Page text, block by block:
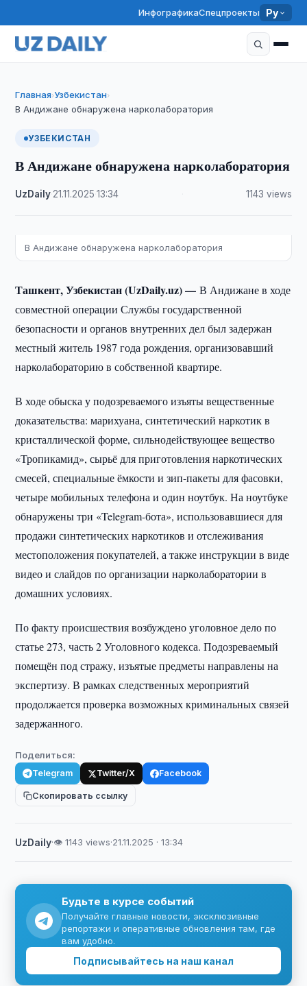
ИнфографикаСпецпроекты Ру
Главная›Узбекистан›
В Андижане обнаружена нарколаборатория
УЗБЕКИСТАН
В Андижане обнаружена нарколаборатория
UzDaily 21.11.2025 ·13:34 1143 views
В Андижане обнаружена нарколаборатория
Ташкент, Узбекистан (UzDaily.uz) —В Андижане в ходе
совместной операции Службы государственной
безопасности и органов внутренних дел был задержан
местный житель 1987 года рождения, организовавший
нарколабораторию в собственной квартире.
В ходе обыска у подозреваемого изъяты вещественные
доказательства: марихуана, синтетический наркотик в
кристаллической форме, сильнодействующее вещество
«Тропикамид», сырьё для приготовления наркотических
смесей, специальные ёмкости и зип-пакеты для фасовки,
четыре мобильных телефона и один ноутбук. На ноутбуке
обнаружены три «Telegram-бота», использовавшиеся для
продажи синтетических наркотиков и отслеживания
местоположения покупателей, а также инструкции в виде
видео и слайдов по организации нарколаборатории в
домашних условиях.
По факту происшествия возбуждено уголовное дело по
статье 273, часть 2 Уголовного кодекса. Подозреваемый
помещён под стражу, изъятые предметы направлены на
экспертизу. В рамках следственных мероприятий
продолжается проверка возможных криминальных связей
задержанного.
Поделиться:
Telegram Twitter/X Facebook
Скопировать ссылку
UzDaily·👁 1143 views·21.11.2025 · 13:34
Будьте в курсе событий
Получайте главные новости, эксклюзивные
репортажи и оперативные обновления там, где
вам удобно.
Подписывайтесь на наш канал